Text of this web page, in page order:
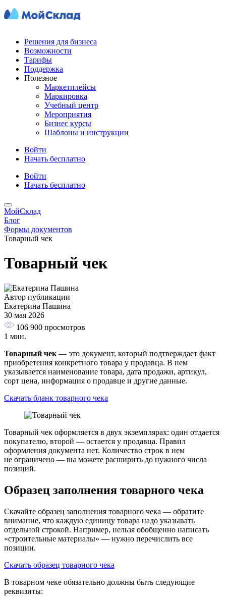
Решения для бизнеса
Возможности
Тарифы
Поддержка
Полезное
Маркетплейсы
Маркировка
Учебный центр
Мероприятия
Бизнес курсы
Шаблоны и инструкции
Войти
Начать бесплатно
Войти
Начать бесплатно
МойСклад
Блог
Формы документов
Товарный чек
Товарный чек
Автор публикации
Екатерина Пашина
30 мая 2026
106 900 просмотров
1 мин.
Товарный чек — это документ, который подтверждает факт
приобретения конкретного товара у продавца. В нем
указывается наименование товара, дата продажи, артикул,
сорт цена, информация о продавце и другие данные.
Скачать бланк товарного чека
Товарный чек оформляется в двух экземплярах: один отдается
покупателю, второй — остается у продавца. Правил
оформления документа нет. Количество строк в нем
не ограничено — вы можете расширить до нужного числа
позиций.
Образец заполнения товарного чека
Скачайте образец заполнения товарного чека — обратите
внимание, что каждую единицу товара надо указывать
отдельной строкой. Например, нельзя обобщенно написать
«строительные материалы» — нужно перечислить все
позиции.
Скачать образец товарного чека
В товарном чеке обязательно должны быть следующие
реквизиты: